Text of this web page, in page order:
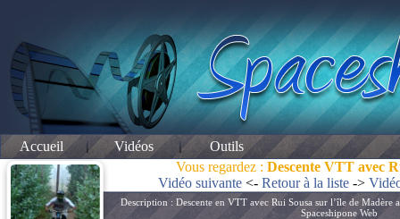
Accueil Vidéos
Outils
Vous regardez : Descente VTT avec
Vidéo suivante <- Retour à la liste ->
Description : Descente en VTT avec Rui Sousa sur l’île de Madère
Spaceshipone Web